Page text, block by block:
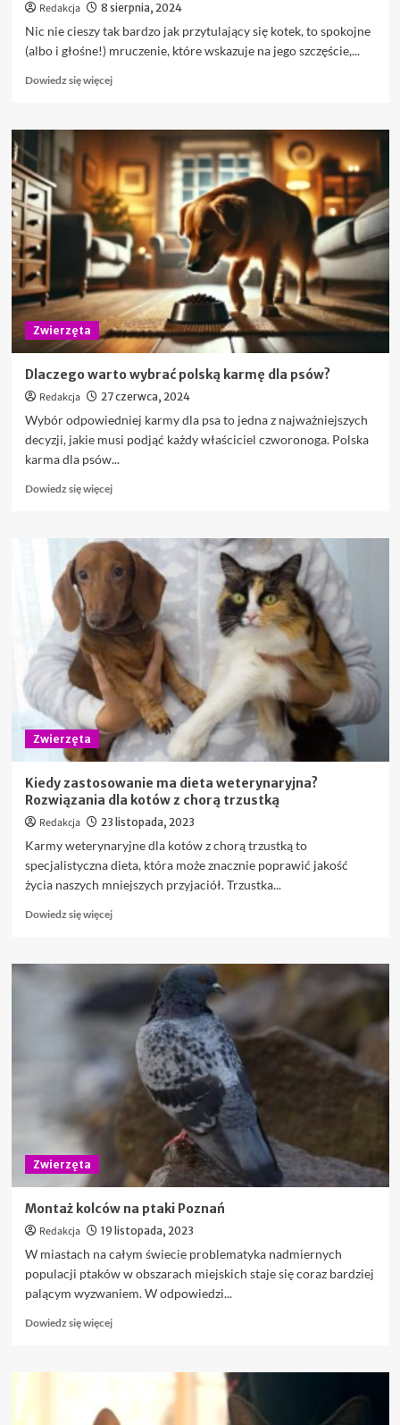
Redakcja 8 sierpnia, 2024
Nic nie cieszy tak bardzo jak przytulający się kotek, to spokojne
(albo i głośne!) mruczenie, które wskazuje na jego szczęście,...
Dowiedz się więcejDowiedz
o
Międzynarodowy
Dzień
Kota:
Wspaniałe
pomysły
na
świętowanie
dla
miłośników
kotów
Zwierzęta
Dlaczego warto wybrać polską karmę dla psów?
Redakcja 27 czerwca, 2024
Wybór odpowiedniej karmy dla psa to jedna z najważniejszych
decyzji, jakie musi podjąć każdy właściciel czworonoga. Polska
karma dla psów...
Dowiedz się więcejDowiedz
o
Dlaczego
warto
wybrać
polską
karmę
dla
psów?
Zwierzęta
Kiedy zastosowanie ma dieta weterynaryjna?
Rozwiązania dla kotów z chorą trzustką
Redakcja 23 listopada, 2023
Karmy weterynaryjne dla kotów z chorą trzustką to
specjalistyczna dieta, która może znacznie poprawić jakość
życia naszych mniejszych przyjaciół. Trzustka...
Dowiedz się więcejDowiedz
o
Kiedy
zastosowanie
ma
dieta
weterynaryjna?
Rozwiązania
dla
trzustką
Zwierzęta
Montaż kolców na ptaki Poznań
Redakcja 19 listopada, 2023
W miastach na całym świecie problematyka nadmiernych
populacji ptaków w obszarach miejskich staje się coraz bardziej
palącym wyzwaniem. W odpowiedzi...
Dowiedz się więcejDowiedz
na